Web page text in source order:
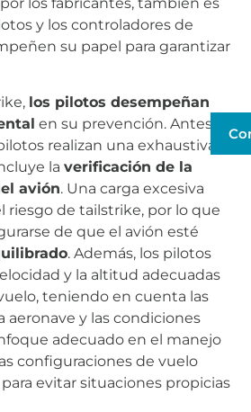
y los controladores de
su papel para garantizar
los pilotos desempeñan
en su prevención. Antes
realizan una exhaustiva
la verificación de la
avión. Una carga excesiva
riesgo de tailstrike, por lo que
de que el avión esté
. Además, los pilotos
y la altitud adecuadas
teniendo en cuenta las
aeronave y las condiciones
adecuado en el manejo
configuraciones de vuelo
evitar situaciones propicias